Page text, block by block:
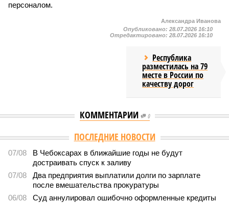
персоналом.
Александра Иванова
Опубликовано: 28.07.2026 16:10
Отредактировано: 28.07.2026 16:10
Республика
разместилась на 79
месте в России по
качеству дорог
КОММЕНТАРИИ 0
Версия //Общество //
В регионе учреждены удостоверения мастеров
В регионе учреждены удостоверения мастеров спорта по
борьбе керешу
Заткнуть за пояс